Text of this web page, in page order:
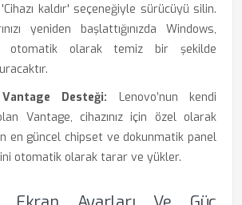
kaldır' seçeneğiyle sürücüyü silin.
yeniden başlattığınızda Windows,
otomatik olarak temiz bir şekilde
Desteği: Lenovo’nun kendi
olan Vantage, cihazınız için özel olarak
en güncel chipset ve dokunmatik panel
otomatik olarak tarar ve yükler.